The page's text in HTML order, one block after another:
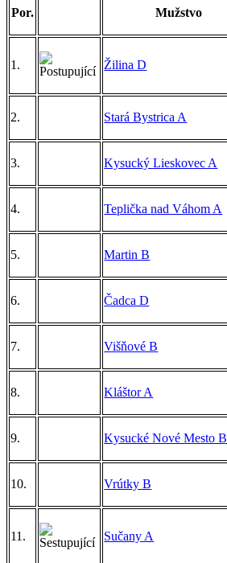
Por. Mužstvo
1. Žilina D
2. Stará Bystrica A
3. Kysucký Lieskovec A
4. Teplička nad Váhom A
5. Martin B
6. Čadca D
7. Višňové B
8. Kláštor A
9. Kysucké Nové Mesto B
10. Vrútky B
11. Sučany A